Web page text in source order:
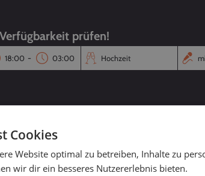
prüfen!
-
Flexibel stornieren
Cookies
Website optimal zu betreiben, Inhalte zu
wir dir ein besseres Nutzererlebnis bieten.